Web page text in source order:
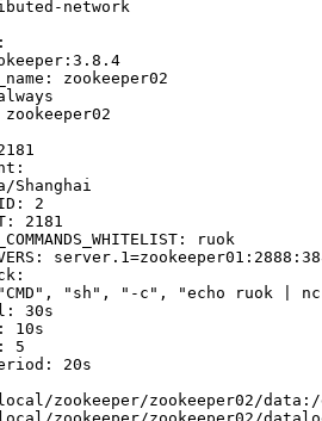
network
zookeeper02
zookeeper02
Shanghai
2
2181
ruok
"CMD" , "sh" , "-c" ,
"echo ruok |
30s
10s
5
20s
zookeeper/zookeeper02/